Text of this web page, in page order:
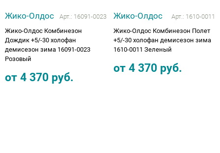
Жико-Олдос Арт.: 16091-0023
Жико-Олдос Комбинезон
Дождик +5/-30 холофан
демисезон зима 16091-0023
Розовый
от 4 370 руб.
Жико-Олдос Арт.: 1610-0011
Жико-Олдос Комбинезон Полет
+5/-30 холофан демисезон зима
1610-0011 Зеленый
от 4 370 руб.